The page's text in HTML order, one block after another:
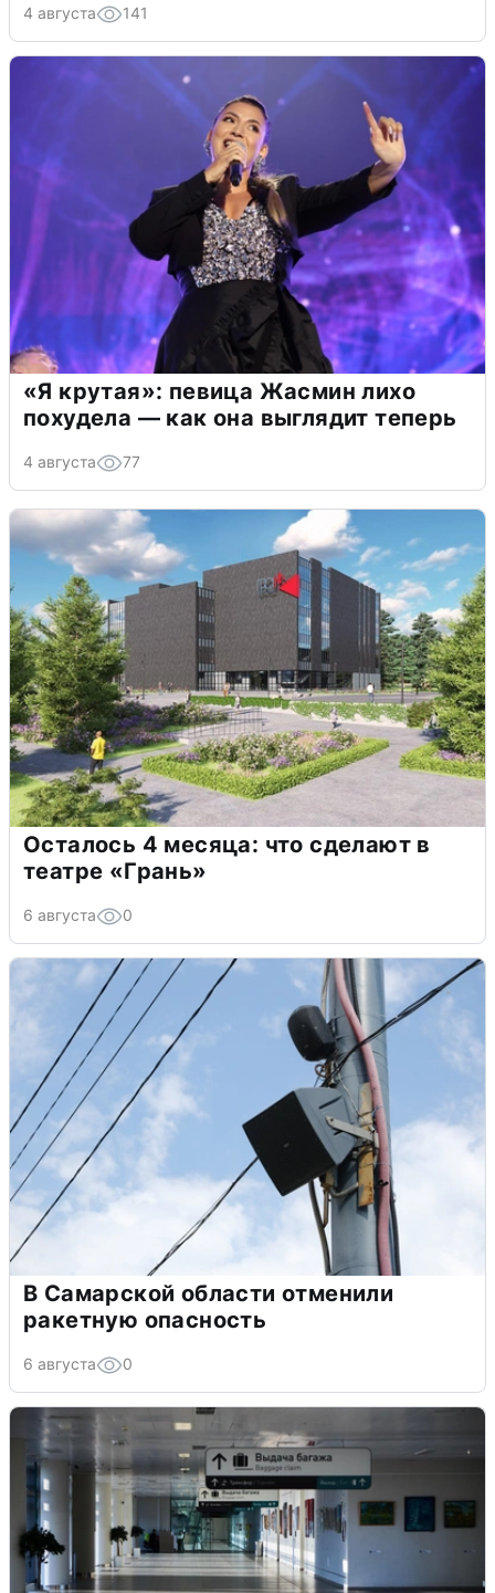
4 августа 141
«Я крутая»: певица Жасмин лихо
похудела — как она выглядит теперь
4 августа 77
Осталось 4 месяца: что сделают в
театре «Грань»
6 августа 0
В Самарской области отменили
ракетную опасность
6 августа 0